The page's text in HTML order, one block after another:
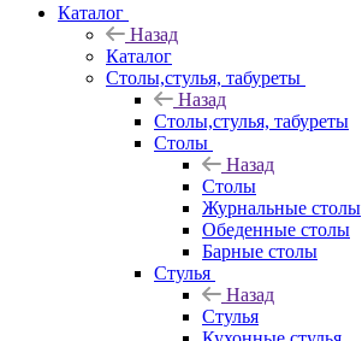
Каталог
Назад
Каталог
Столы,стулья, табуреты
Назад
Столы,стулья, табуреты
Столы
Назад
Столы
Журнальные столы
Обеденные столы
Барные столы
Стулья
Назад
Стулья